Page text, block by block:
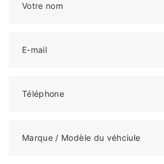
Votre nom
E-mail
Téléphone
Marque / Modèle du véhciule